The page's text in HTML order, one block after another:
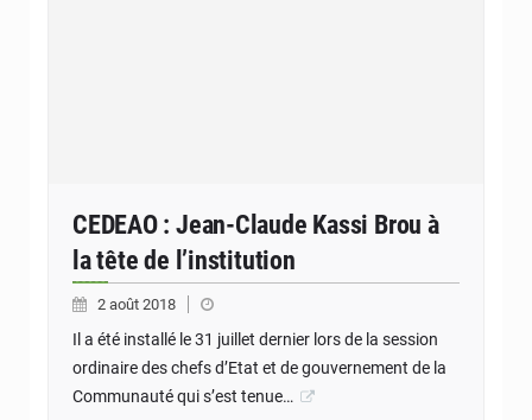
CEDEAO : Jean-Claude Kassi Brou à
la tête de l’institution
2 août 2018
Il a été installé le 31 juillet dernier lors de la session
ordinaire des chefs d’Etat et de gouvernement de la
Communauté qui s’est tenue…